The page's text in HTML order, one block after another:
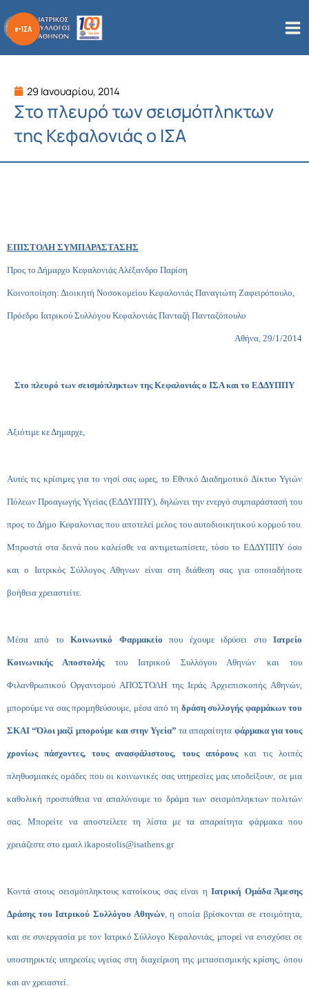
στο
περιεχόμενο
29 Ιανουαρίου, 2014
Στο πλευρό των σεισμόπληκτων
της Κεφαλονιάς ο ΙΣΑ
ΕΠΙΣΤΟΛΗ ΣΥΜΠΑΡΑΣΤΑΣΗΣ
Προς το Δήμαρχο Κεφαλονιάς Αλέξανδρο Παρίση
Κοινοποίηση: Διοικητή Νοσοκομείου Κεφαλονιάς Παναγιώτη Ζαφειρόπουλο,
Πρόεδρο Ιατρικού Συλλόγου Κεφαλονιάς Πανταζή Πανταζόπουλο
Αθήνα, 29/1/2014
Στο πλευρό των σεισμόπληκτων της Κεφαλονιάς ο ΙΣΑ και το ΕΔΔΥΠΠΥ
Αξιότιμε κε Δημαρχε,
Αυτές τις κρίσιμες για το νησί σας ωρες, το Εθνικό Διαδημοτικό Δίκτυο Υγιών
Πόλεων Προαγωγής Υγείας (ΕΔΔΥΠΠΥ), δηλώνει την ενεργό συμπαράστασή του
προς το Δήμο Κεφαλονιας που αποτελεί μελος του αυτοδιοικητικού κορμού του.
Μπροστά στα δεινά που καλείσθε να αντιμετωπίσετε, τόσο το ΕΔΔΥΠΠΥ όσο
και ο Ιατρικός Σύλλογος Αθηνων είναι στη διάθεση σας για οποιαδήποτε
βοήθεια χρειαστείτε.
Μέσα από τοΚοινωνικό Φαρμακείοπου έχουμε ιδρύσει στο Ιατρείο
Κοινωνικής Αποστολής του Ιατρικού Συλλόγου Αθηνών και του
Φιλανθρωπικού Οργανισμού ΑΠΟΣΤΟΛΗ της Ιεράς Αρχιεπισκοπής Αθηνών,
μπορούμε να σας προμηθεύσουμε, μέσα από τη δράση συλλογής φαρμάκων του
ΣΚΑΙ “Όλοι μαζί μπορούμε και στην Υγεία” τα απαραίτητα φάρμακα για τους
χρονίως πάσχοντες, τους ανασφάλιστους, τους απόρους και τις λοιπές
πληθυσμιακές ομάδες που οι κοινωνικές σας υπηρεσίες μας υποδείξουν, σε μια
καθολική προσπάθεια να απαλύνουμε το δράμα των σεισμόπληκτων πολιτών
σας. Μπορείτε να αποστείλετε τη λίστα με τα απαραίτητα φάρμακα που
χρειάζεστε στο εμαιλikapostolis@isathens.gr
Κοντά στους σεισμόπληκτους κατοίκους σας είναι ηΙατρική Ομάδα Άμεσης
Δράσης του Ιατρικού Συλλόγου Αθηνών, η οποία βρίσκονται σε ετοιμότητα,
και σε συνεργασία με τον Ιατρικό Σύλλογο Κεφαλονιάς, μπορεί να ενισχύσει σε
υποστηρικτές υπηρεσίες υγείας στη διαχείριση της μετασεισμικής κρίσης, όπου
και αν χρειαστεί.